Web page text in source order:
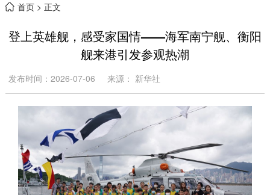
首页> 正文
登上英雄舰，感受家国情——海军南宁舰、衡阳
舰来港引发参观热潮
发布时间：2026-07-06 来源： 新华社